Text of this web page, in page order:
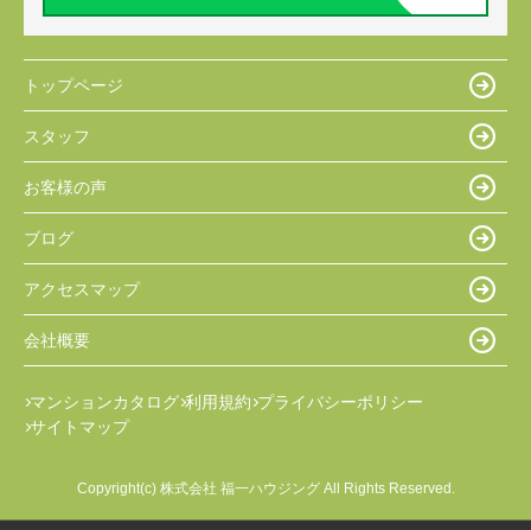
トップページ
スタッフ
お客様の声
ブログ
アクセスマップ
会社概要
マンションカタログ 利用規約 プライバシーポリシー
サイトマップ
Copyright(c) 株式会社 福一ハウジング All Rights Reserved.